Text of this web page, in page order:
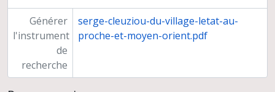
Générer
l'instrument
de
recherche
serge-cleuziou-du-village-letat-au-
proche-et-moyen-orient.pdf